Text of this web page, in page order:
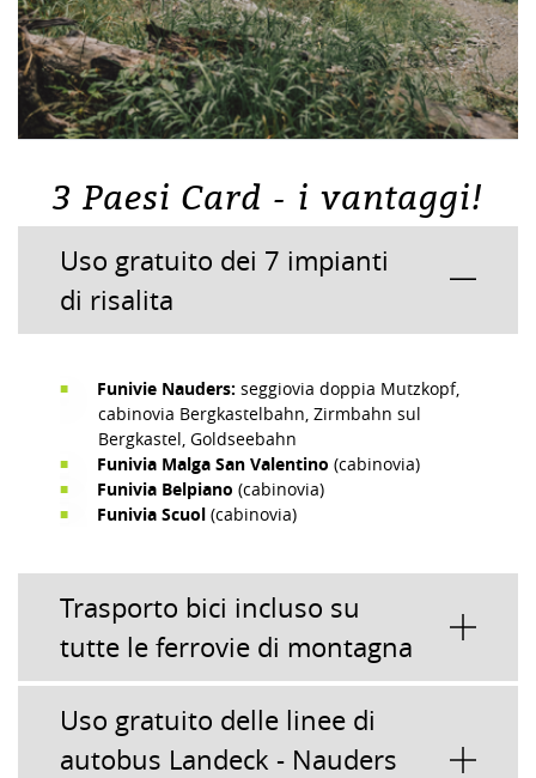
3 Paesi Card - i vantaggi!
Uso gratuito dei 7 impianti
di risalita
Funivie Nauders: seggiovia doppia Mutzkopf,
cabinovia Bergkastelbahn, Zirmbahn sul
Bergkastel, Goldseebahn
Funivia Malga San Valentino (cabinovia)
Funivia Belpiano (cabinovia)
Funivia Scuol (cabinovia)
Trasporto bici incluso su
tutte le ferrovie di montagna
Uso gratuito delle linee di
autobus Landeck - Nauders